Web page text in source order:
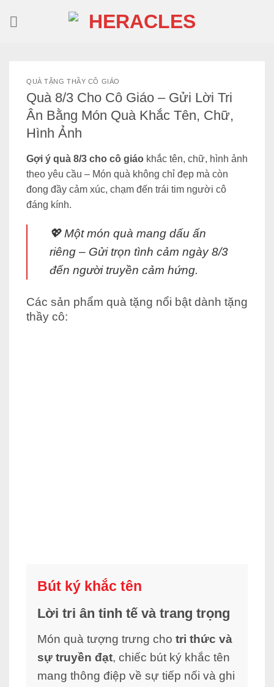
QUÀ TẶNG THẦY CÔ GIÁO
Quà 8/3 Cho Cô Giáo – Gửi Lời Tri
Ân Bằng Món Quà Khắc Tên, Chữ,
Hình Ảnh
Gợi ý quà 8/3 cho cô giáo khắc tên, chữ, hình ảnh
theo yêu cầu – Món quà không chỉ đẹp mà còn
đong đầy cảm xúc, chạm đến trái tim người cô
đáng kính.
💖Một món quà mang dấu ấn
riêng – Gửi trọn tình cảm ngày 8/3
đến người truyền cảm hứng.
Các sản phẩm quà tặng nổi bật dành tặng
thầy cô:
Bút ký khắc tên
Lời tri ân tinh tế và trang trọng
Món quà tượng trưng chotri thức và
sự truyền đạt, chiếc bút ký khắc tên
mang thông điệp về sự tiếp nối và ghi